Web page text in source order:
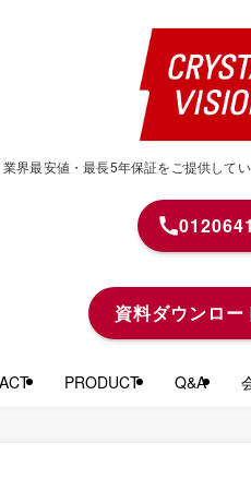
界最安値・最長5年保証をご提供し
PRODUCT Q&A
資料ダウンロー